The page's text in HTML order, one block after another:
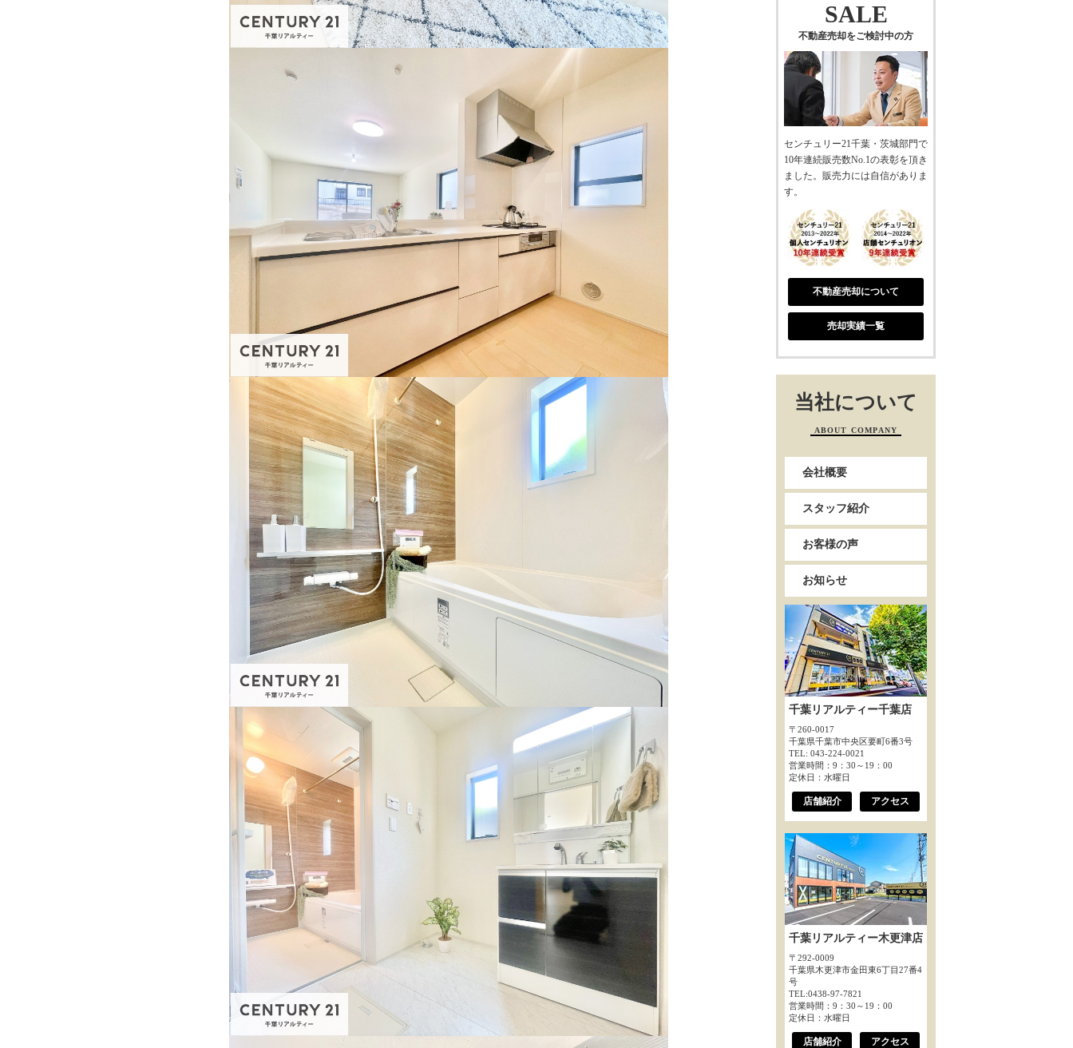
SALE
不動産売却をご検討中の方
センチュリー21千葉・茨城部門で
10年連続販売数No.1の表彰を頂き
ました。販売力には自信がありま
す。
不動産売却について
売却実績一覧
当社について
ABOUT COMPANY
会社概要
スタッフ紹介
お客様の声
お知らせ
千葉リアルティー千葉店
〒260-0017
千葉県千葉市中央区要町6番3号
TEL: 043-224-0021
営業時間：9：30～19：00
定休日：水曜日
店舗紹介 アクセス
千葉リアルティー木更津店
〒292-0009
千葉県木更津市金田東6丁目27番4
号
TEL:0438-97-7821
営業時間：9：30～19：00
定休日：水曜日
店舗紹介 アクセス